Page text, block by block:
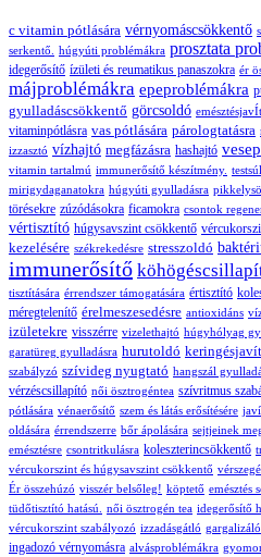
c vitamin pótlására vérnyomáscsökkentő
serkentő. húgyúti problémákra prosztata
idegerősítő ízületi és reumatikus panaszokra ér
májproblémákra epeproblémákra
gyulladáscsökkentő görcsoldó
vitaminpótlásra vas pótlására párologtatásra
izzasztó vízhajtó megfázásra hashajtó
vitamin tartalmú immunerősítő készítmény.
mirigydaganatokra húgyúti gyulladásra
törésekre zúzódásokra ficamokra csontok
vértisztító húgysavszint csökkentő
kezelésére székrekedésre stresszoldó
immunerősítő
tisztítására érrendszer támogatására értisztító
méregtelenítő érelmeszesedésre antioxidáns
izületekre visszérre vizelethajtó húgyhólyag
garatüreg gyulladásra hurutoldó
szabályzó szívideg nyugtató hangszál
vérzéscsillapító női ösztrogéntea szívritmus
pótlására vénaerősítő szem és látás erősítésére
oldására érrendszerre bőr ápolására sejtjeinek
emésztésre csontritkulásra koleszterincsökkentő
vércukorszint és húgysavszint csökkentő
Ér összehúzó visszér belsőleg! köptető emésztés
tüdőtisztító hatású. női ösztrogén tea idegerősítő
vércukorszint szabályozó izzadásgátló gargalizáló
ingadozó vérnyomásra alvásproblémákra